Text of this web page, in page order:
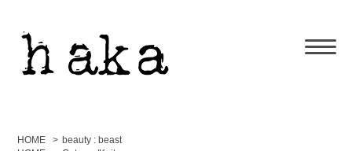
HOME > beauty : beast